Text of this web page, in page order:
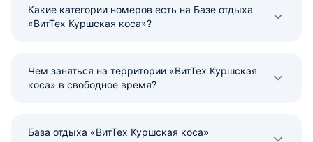
Какие категории номеров есть на Базе отдыха
«ВитТех Куршская коса»?
Чем заняться на территории «ВитТех Куршская
коса» в свободное время?
База отдыха «ВитТех Куршская коса»